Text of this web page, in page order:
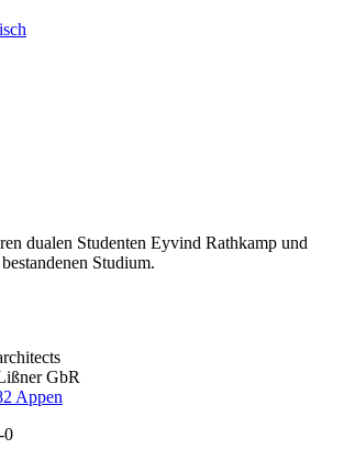
dualen Studenten Eyvind Rathkamp und
Studium.
GbR
Appen
0